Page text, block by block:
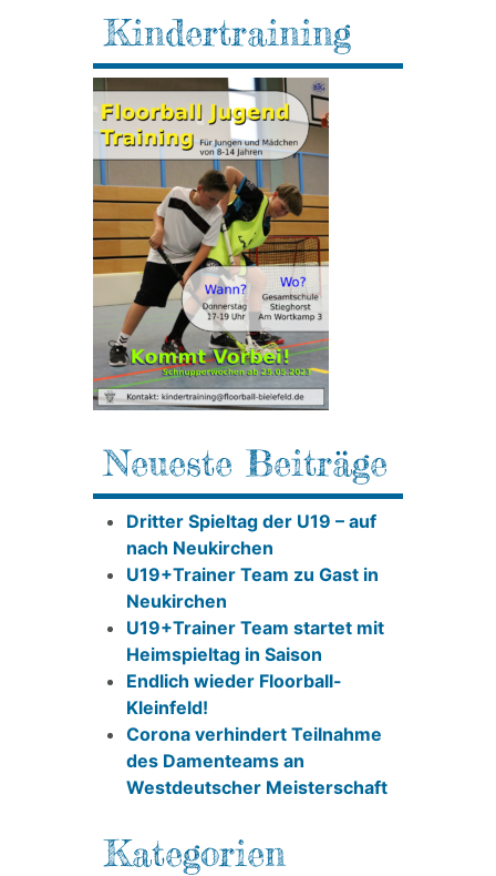
Kindertraining
Neueste Beiträge
Dritter Spieltag der U19 – auf
nach Neukirchen
U19+Trainer Team zu Gast in
Neukirchen
U19+Trainer Team startet mit
Heimspieltag in Saison
Endlich wieder Floorball-
Kleinfeld!
Corona verhindert Teilnahme
des Damenteams an
Westdeutscher Meisterschaft
Kategorien